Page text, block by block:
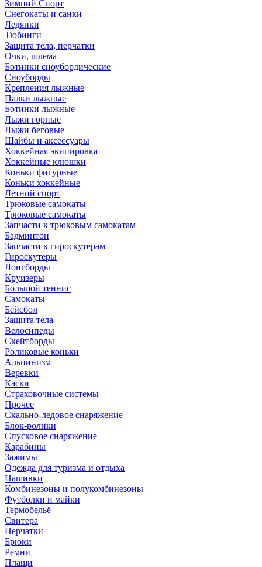
Зимний Спорт
Снегокаты и санки
Ледянки
Тюбинги
Защита тела, перчатки
Очки, шлема
Ботинки сноубордические
Сноуборды
Крепления лыжные
Палки лыжные
Ботинки лыжные
Лыжи горные
Лыжи беговые
Шайбы и аксессуары
Хоккейная экипировка
Хоккейные клюшки
Коньки фигурные
Коньки хоккейные
Летний спорт
Трюковые самокаты
Трюковые самокаты
Запчасти к трюковым самокатам
Бадминтон
Запчасти к гироскутерам
Гироскутеры
Лонгборды
Круизеры
Большой теннис
Самокаты
Бейсбол
Защита тела
Велосипеды
Скейтборды
Роликовые коньки
Альпинизм
Веревки
Каски
Страховочные системы
Прочее
Скально-ледовое снаряжение
Блок-ролики
Спусковое снаряжение
Карабины
Зажимы
Одежда для туризма и отдыха
Нашивки
Комбинезоны и полукомбинезоны
Футболки и майки
Термобельё
Свитера
Перчатки
Брюки
Ремни
Плащи